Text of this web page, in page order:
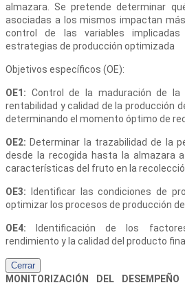
almazara. Se pretende determinar
asociadas a los mismos impactan
control de las variables
estrategias de producción optimizada
Objetivos específicos (OE):
OE1: Control de la maduración de
rentabilidad y calidad de la producción
determinando el momento óptimo de
OE2: Determinar la trazabilidad de la
desde la recogida hasta la almazara
características del fruto en la
OE3:
Identificar las condiciones de
optimizar los procesos de producción de
OE4:
Identificación de los
rendimiento y la calidad del producto final.
Cerrar
MONITORIZACIÓN DEL